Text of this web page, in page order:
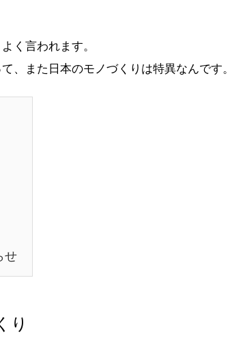
く言われます。
、また日本のモノづくりは特異なんです。
せ
り